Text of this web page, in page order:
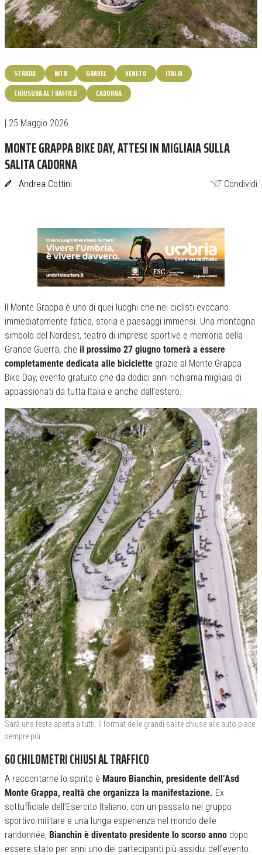
STRADA MTB GRAVEL VENETO
ITALIA
CHIUSURA AL TRAFFICO
CADORNA
| 25 Maggio 2026
MONTE GRAPPA BIKE DAY, ATTESI IN MIGLIAIA SULLA
SALITA CADORNA
Andrea Cottini Condividi
Il Monte Grappa è uno di quei luoghi che nei ciclisti evocano
immediatamente fatica, storia e paesaggi immensi. Una montagna
simbolo del Nordest, teatro di imprese sportive e memoria della
Grande Guerra, che il prossimo 27 giugno tornerà a essere
completamente dedicata alle biciclette grazie al Monte Grappa
Bike Day, evento gratuito che da dodici anni richiama migliaia di
appassionati da tutta Italia e anche dall’estero.
Sarà una festa aperta a tutti. Il format delle grandi salite chiuse alle auto piace
sempre più
60 CHILOMETRI CHIUSI AL TRAFFICO
A raccontarne lo spirito è Mauro Bianchin, presidente dell’Asd
Monte Grappa, realtà che organizza la manifestazione. Ex
sottufficiale dell’Esercito Italiano, con un passato nel gruppo
sportivo militare e una lunga esperienza nel mondo delle
randonnée, Bianchin è diventato presidente lo scorso anno dopo
essere stato per anni uno dei partecipanti più assidui dell’evento.